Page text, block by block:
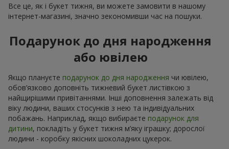
Все це, як і букет тижня, ви можете замовити в нашому
інтернет-магазині, значно зекономивши час на пошуки.
Подарунок до дня народження
або ювілею
Якщо плануєте подарунок до дня народження чи ювілею,
обов’язково доповніть тижневий букет листівкою з
найщирішими привітаннями. Інші доповнення залежать від
віку людини, ваших стосунків з нею та індивідуальних
побажань. Наприклад, якщо вибираєте подарунок для
дитини, покладіть у букет тижня м’яку іграшку; дорослої
людини - коробку якісних шоколадних цукерок.